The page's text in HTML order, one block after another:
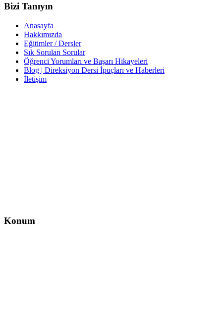
Bizi Tanıyın
Anasayfa
Hakkımızda
Eğitimler / Dersler
Sık Sorulan Sorular
Öğrenci Yorumları ve Başarı Hikayeleri
Blog | Direksiyon Dersi İpuçları ve Haberleri
İletişim
Konum